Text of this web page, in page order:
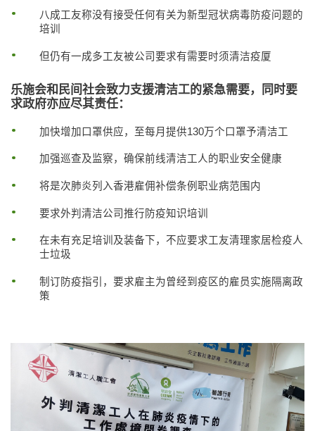
八成工友称没有接受任何有关为新型冠状病毒防疫问题的
培训
但仍有一成多工友被公司要求有需要时须清洁疫厦
乐施会和民间社会致力支援清洁工的紧急需要，同时要
求政府亦应尽其责任：
加快增加口罩供应，至每月提供130万个口罩予清洁工
加强巡查及监察，确保前线清洁工人的职业安全健康
将是次肺炎列入香港雇佣补偿条例职业病范围内
要求外判清洁公司推行防疫知识培训
在未有充足培训及装备下，不应要求工友清理家居检疫人
士垃圾
制订防疫指引，要求雇主为曾经到疫区的雇员实施隔离政
策